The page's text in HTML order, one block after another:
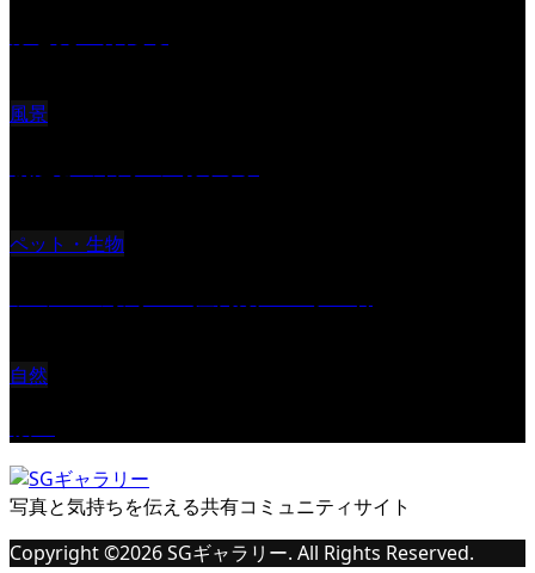
風景
ペット・生物
自然
写真と気持ちを伝える共有コミュニティサイト
Copyright ©2026SGギャラリー. All Rights Reserved.